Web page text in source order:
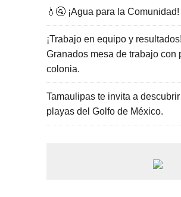
💧🚰 ¡Agua para la Comunidad!
¡Trabajo en equipo y
Granados mesa de trabajo con
colonia.
Tamaulipas te invita a
playas del Golfo de México.